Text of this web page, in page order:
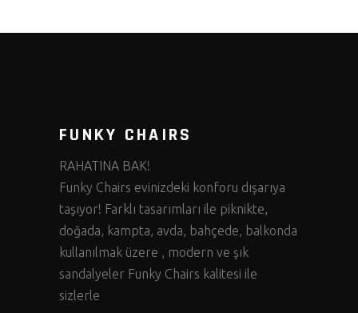
FUNKY CHAIRS
RAHATINA BAK!
Funky Chairs evinizdeki konforu dışarıya
taşıyor! Farklı tasarımları ile piknikte,
doğada, kampta, avda, bahçede, balkonda
kullanılmak üzere , modern ve şık
sandalyeler Funky Chairs kalitesi ile
sizlerle